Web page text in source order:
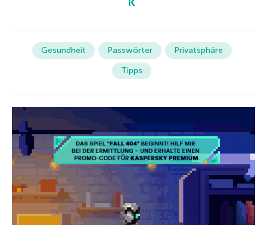
Gesundheit Passwörter
Privatsphäre
Tipps